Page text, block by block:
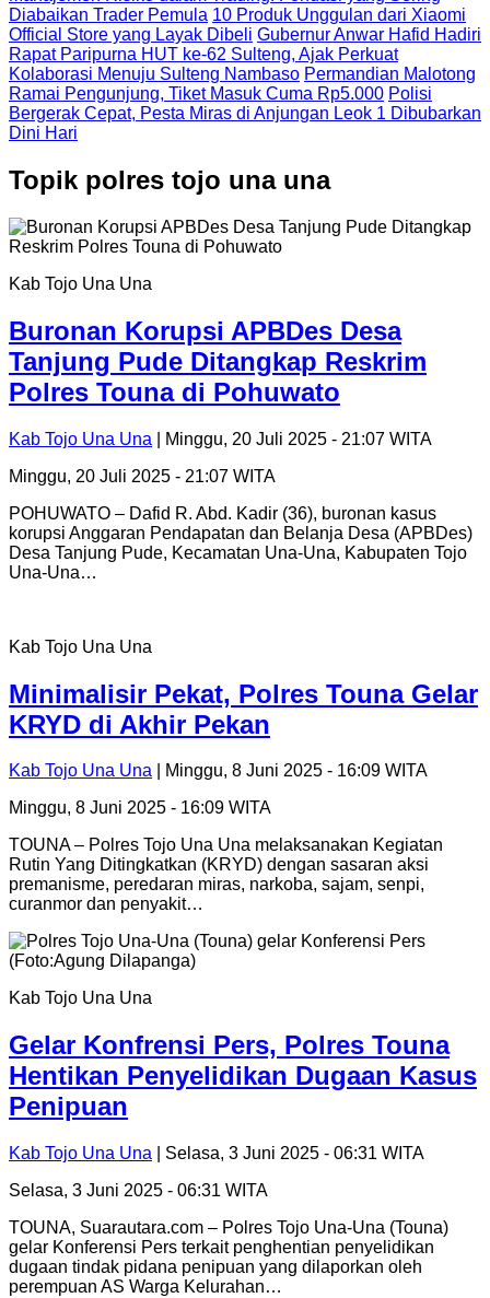
Diabaikan Trader Pemula 10 Produk Unggulan dari Xiaomi
Official Store yang Layak Dibeli Gubernur Anwar Hafid Hadiri
Rapat Paripurna HUT ke-62 Sulteng, Ajak Perkuat
Kolaborasi Menuju Sulteng Nambaso Permandian Malotong
Ramai Pengunjung, Tiket Masuk Cuma Rp5.000 Polisi
Bergerak Cepat, Pesta Miras di Anjungan Leok 1 Dibubarkan
Dini Hari
Topik polres tojo una una
Kab Tojo Una Una
Buronan Korupsi APBDes Desa
Tanjung Pude Ditangkap Reskrim
Polres Touna di Pohuwato
Kab Tojo Una Una | Minggu, 20 Juli 2025 - 21:07 WITA
Minggu, 20 Juli 2025 - 21:07 WITA
POHUWATO – Dafid R. Abd. Kadir (36), buronan kasus
korupsi Anggaran Pendapatan dan Belanja Desa (APBDes)
Desa Tanjung Pude, Kecamatan Una-Una, Kabupaten Tojo
Una-Una…
Kab Tojo Una Una
Minimalisir Pekat, Polres Touna Gelar
KRYD di Akhir Pekan
Kab Tojo Una Una | Minggu, 8 Juni 2025 - 16:09 WITA
Minggu, 8 Juni 2025 - 16:09 WITA
TOUNA – Polres Tojo Una Una melaksanakan Kegiatan
Rutin Yang Ditingkatkan (KRYD) dengan sasaran aksi
premanisme, peredaran miras, narkoba, sajam, senpi,
curanmor dan penyakit…
Kab Tojo Una Una
Gelar Konfrensi Pers, Polres Touna
Hentikan Penyelidikan Dugaan Kasus
Penipuan
Kab Tojo Una Una | Selasa, 3 Juni 2025 - 06:31 WITA
Selasa, 3 Juni 2025 - 06:31 WITA
TOUNA, Suarautara.com – Polres Tojo Una-Una (Touna)
gelar Konferensi Pers terkait penghentian penyelidikan
dugaan tindak pidana penipuan yang dilaporkan oleh
perempuan AS Warga Kelurahan…